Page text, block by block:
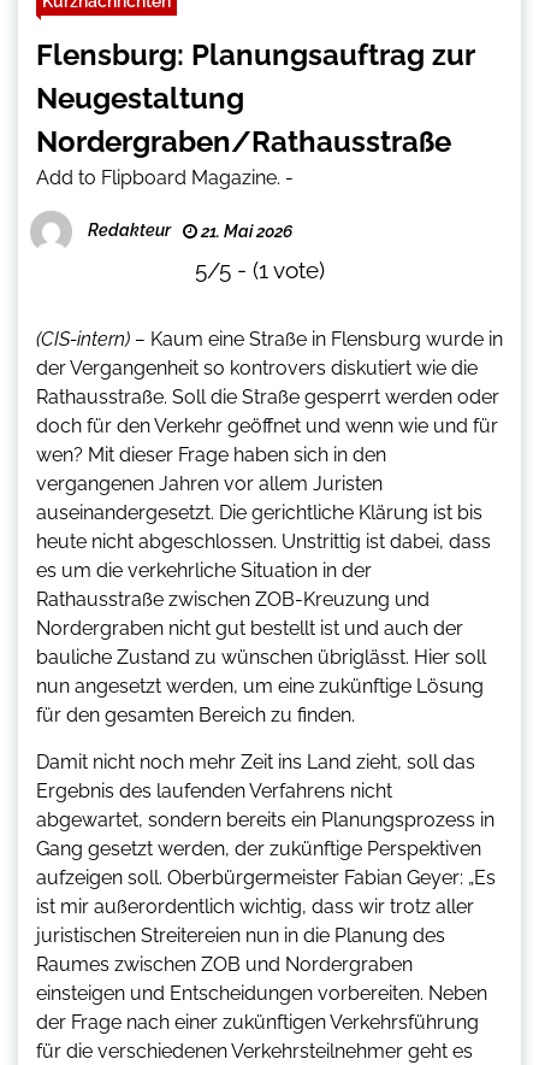
Flensburg: Planungsauftrag zur
Neugestaltung
Nordergraben/Rathausstraße
Add to Flipboard Magazine. -
Redakteur 21. Mai 2026
5/5 - (1 vote)
(CIS-intern) – Kaum eine Straße in Flensburg wurde in
der Vergangenheit so kontrovers diskutiert wie die
Rathausstraße. Soll die Straße gesperrt werden oder
doch für den Verkehr geöffnet und wenn wie und für
wen? Mit dieser Frage haben sich in den
vergangenen Jahren vor allem Juristen
auseinandergesetzt. Die gerichtliche Klärung ist bis
heute nicht abgeschlossen. Unstrittig ist dabei, dass
es um die verkehrliche Situation in der
Rathausstraße zwischen ZOB-Kreuzung und
Nordergraben nicht gut bestellt ist und auch der
bauliche Zustand zu wünschen übriglässt. Hier soll
nun angesetzt werden, um eine zukünftige Lösung
für den gesamten Bereich zu finden.
Damit nicht noch mehr Zeit ins Land zieht, soll das
Ergebnis des laufenden Verfahrens nicht
abgewartet, sondern bereits ein Planungsprozess in
Gang gesetzt werden, der zukünftige Perspektiven
aufzeigen soll. Oberbürgermeister Fabian Geyer: „Es
ist mir außerordentlich wichtig, dass wir trotz aller
juristischen Streitereien nun in die Planung des
Raumes zwischen ZOB und Nordergraben
einsteigen und Entscheidungen vorbereiten. Neben
der Frage nach einer zukünftigen Verkehrsführung
für die verschiedenen Verkehrsteilnehmer geht es